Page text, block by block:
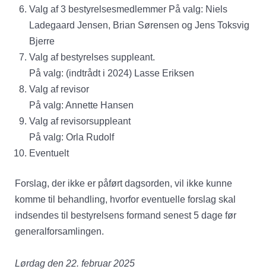
Valg af 3 bestyrelsesmedlemmer På valg: Niels
Ladegaard Jensen, Brian Sørensen og Jens Toksvig
Bjerre
Valg af bestyrelses suppleant.
På valg: (indtrådt i 2024) Lasse Eriksen
Valg af revisor
På valg: Annette Hansen
Valg af revisorsuppleant
På valg: Orla Rudolf
Eventuelt
Forslag, der ikke er påført dagsorden, vil ikke kunne
komme til behandling, hvorfor eventuelle forslag skal
indsendes til bestyrelsens formand senest 5 dage før
generalforsamlingen.
Lørdag den 22. februar 2025